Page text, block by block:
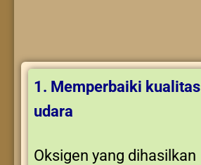
1. Memperbaiki kualitas
udara
Oksigen yang dihasilkan